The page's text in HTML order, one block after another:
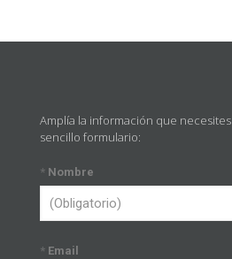
Amplía la información que
sencillo formulario:
* Nombre
* Email